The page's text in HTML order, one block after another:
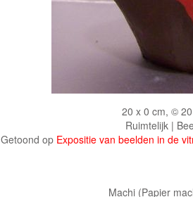
20 x 0 cm, ©
Ruimtelijk |
Getoond op Expositie van beelden in de
Machi (Papier